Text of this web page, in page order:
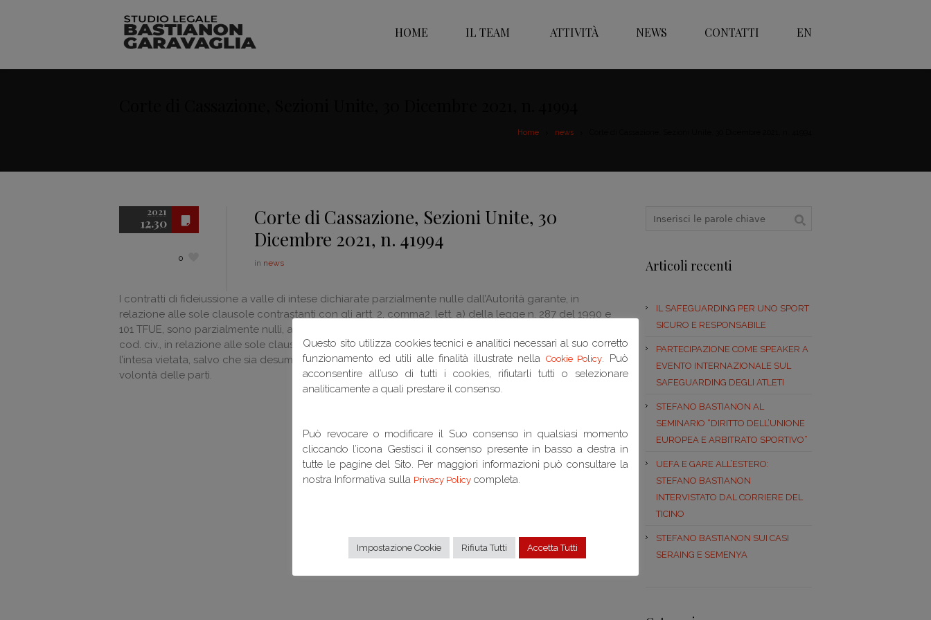
HOME IL TEAM ATTIVITÀ NEWS CONTATTI EN
Home news
2021
12.30
0
Corte di Cassazione, Sezioni Unite, 30
Dicembre 2021, n. 41994
in news
I contratti di fideiussione a valle di intese dichiarate parzialmente nulle dall’Autorità garante, in
relazione alle sole clausole contrastanti con gli artt. 2, comma2, lett. a) della legge n. 287 del 1990 e
101 TFUE, sono parzialmente nulli, ai sensi dell’art. 2, comma 3, della legge succitata e dell’art. 1419
cod. civ., in relazione alle sole clausole che riproducano quello schema unilaterale costituente
l’intesa vietata, salvo che sia desumibile dal contratto, o sia altrimenti comprovata, una diversa
volontà delle parti.
Articoli recenti
IL SAFEGUARDING PER UNO SPORT
SICURO E RESPONSABILE
PARTECIPAZIONE COME SPEAKER A
EVENTO INTERNAZIONALE SUL
SAFEGUARDING DEGLI ATLETI
STEFANO BASTIANON AL
SEMINARIO “DIRITTO DELL’UNIONE
EUROPEA E ARBITRATO SPORTIVO”
UEFA E GARE ALL’ESTERO:
STEFANO BASTIANON
INTERVISTATO DAL CORRIERE DEL
TICINO
STEFANO BASTIANON SUI CASI
SERAING E SEMENYA
Questo sito utilizza cookies tecnici e analitici necessari al suo corretto
funzionamento ed utili alle finalità illustrate nella Cookie Policy. Può
acconsentire all’uso di tutti i cookies, rifiutarli tutti o selezionare
analiticamente a quali prestare il consenso.
Può revocare o modificare il Suo consenso in qualsiasi momento
cliccando l’icona Gestisci il consenso presente in basso a destra in
tutte le pagine del Sito. Per maggiori informazioni può consultare la
nostra Informativa sulla Privacy Policy completa.
Impostazione Cookie Rifiuta Tutti Accetta Tutti